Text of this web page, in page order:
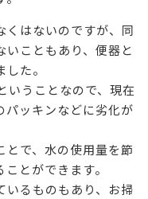
くはないのですが、同
いこともあり、便器と
た。
いうことなので、現在
パッキンなどに劣化が
とで、水の使用量を節
とができます。
いるものもあり、お掃